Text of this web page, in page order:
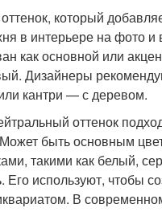
который
в интерьере на фото
как основной или
Дизайнеры
кантри — с деревом.
оттенок
быть основным
такими как белый,
используют, чтобы
В